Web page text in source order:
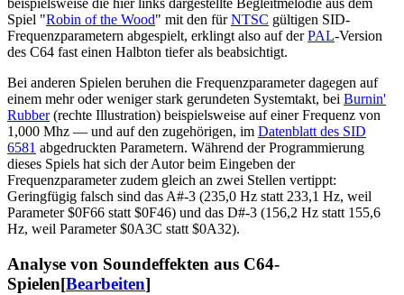
beispielsweise die hier links dargestellte Begleitmelodie aus dem
Spiel "Robin of the Wood" mit den fürNTSC gültigen SID-
Frequenzparametern abgespielt, erklingt also auf derPAL-Version
des C64 fast einen Halbton tiefer als beabsichtigt.
Bei anderen Spielen beruhen die Frequenzparameter dagegen auf
einem mehr oder weniger stark gerundeten Systemtakt, bei Burnin'
Rubber(rechte Illustration) beispielsweise auf einer Frequenz von
1,000 Mhz — und auf den zugehörigen, im Datenblatt des SID
6581 abgedruckten Parametern. Während der Programmierung
dieses Spiels hat sich der Autor beim Eingeben der
Frequenzparameter zudem gleich an zwei Stellen vertippt:
Geringfügig falsch sind das A#-3 (235,0 Hz statt 233,1 Hz, weil
Parameter $0F66 statt $0F46) und das D#-3 (156,2 Hz statt 155,6
Hz, weil Parameter $0A3C statt $0A32).
Analyse von Soundeffekten aus C64-
Spielen[Bearbeiten]